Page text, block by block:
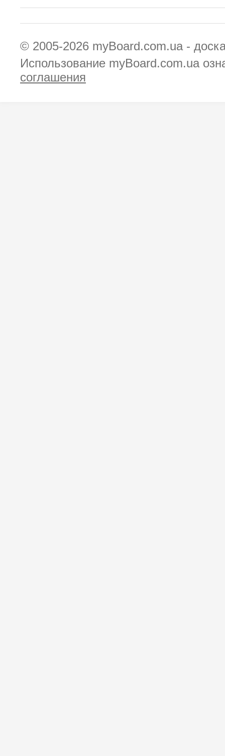
© 2005-2026 myBoard.com.ua -
Использование myBoard.com.ua
соглашения